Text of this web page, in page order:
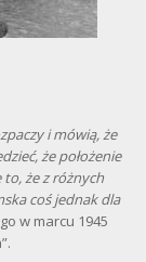
i mówią, że
że położenie
to, że z różnych
coś jednak dla
w marcu 1945